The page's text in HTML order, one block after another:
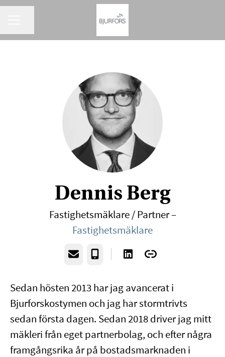
Dennis Berg
Fastighetsmäklare / Partner –
Fastighetsmäklare
E-postTelefon
Sedan hösten 2013 har jag avancerat i
Bjurforskostymen och jag har stormtrivts
sedan första dagen. Sedan 2018 driver jag mitt
mäkleri från eget partnerbolag, och efter några
framgångsrika år på bostadsmarknaden i